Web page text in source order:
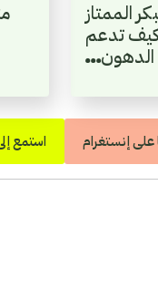
الممتاز
كيف تدعم
الدهون…
على إنستغرام استمع